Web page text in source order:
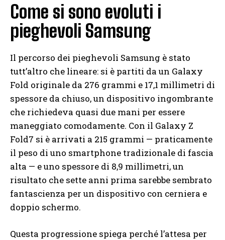
Come si sono evoluti i
pieghevoli Samsung
Il percorso dei pieghevoli Samsung è stato
tutt’altro che lineare: si è partiti da un Galaxy
Fold originale da 276 grammi e 17,1 millimetri di
spessore da chiuso, un dispositivo ingombrante
che richiedeva quasi due mani per essere
maneggiato comodamente. Con il Galaxy Z
Fold7 si è arrivati a 215 grammi — praticamente
il peso di uno smartphone tradizionale di fascia
alta — e uno spessore di 8,9 millimetri, un
risultato che sette anni prima sarebbe sembrato
fantascienza per un dispositivo con cerniera e
doppio schermo.
Questa progressione spiega perché l’attesa per